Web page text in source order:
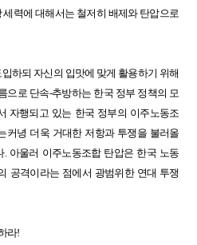
세력에 대해서는 철저히 배제와 탄압으로
입하되 자신의 입맛에 맞게 활용하기 위해
으로 단속-추방하는 한국 정부 정책의 모
자행되고 있는 한국 정부의 이주노동조
커녕 더욱 거대한 저항과 투쟁을 불러올
. 아울러 이주노동조합 탄압은 한국 노동
공격이라는 점에서 광범위한 연대 투쟁
라!